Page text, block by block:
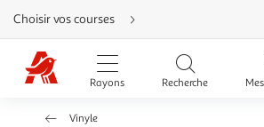
Aller
directement
au
contenu
Aller
directement
Aller
Choisir vos courses
Rayons Recherche
Vinyle